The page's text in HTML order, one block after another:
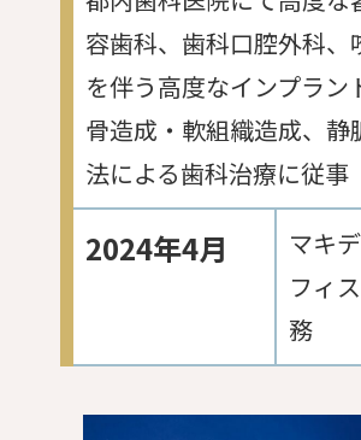
容歯科、歯科口腔外科、
を伴う高度なインプラン
骨造成・軟組織造成、静
法による歯科治療に従事
2024年4月
マキ
フィ
務